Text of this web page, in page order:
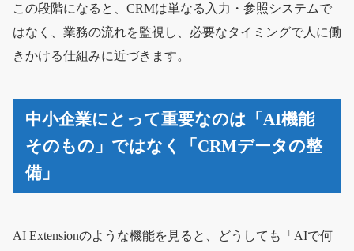
この段階になると、CRMは単なる入力・参照システムで
はなく、業務の流れを監視し、必要なタイミングで人に働
きかける仕組みに近づきます。
中小企業にとって重要なのは「AI機能
そのもの」ではなく「CRMデータの整
備」
AI Extensionのような機能を見ると、どうしても「AIで何